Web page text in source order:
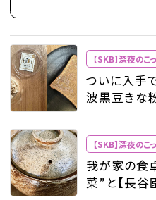
【SKB】深夜のこ
ついに入手
波黒豆きな
深夜のこっ
深夜のこっ
SPUR
【SKB】深夜のこ
我が家の食
菜”と【長谷